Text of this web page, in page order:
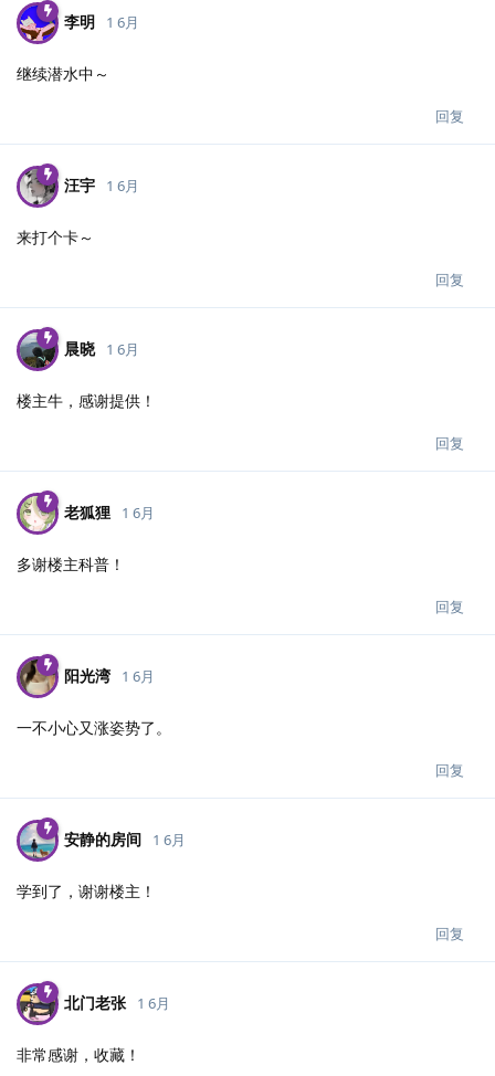
李明 1 6月
继续潜水中～
回复
汪宇 1 6月
来打个卡～
回复
晨晓 1 6月
楼主牛，感谢提供！
回复
老狐狸 1 6月
多谢楼主科普！
回复
阳光湾 1 6月
一不小心又涨姿势了。
回复
安静的房间 1 6月
学到了，谢谢楼主！
回复
北门老张 1 6月
非常感谢，收藏！